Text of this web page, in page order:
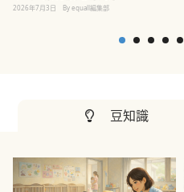
2026年7月3日 By equall編集部
豆知識